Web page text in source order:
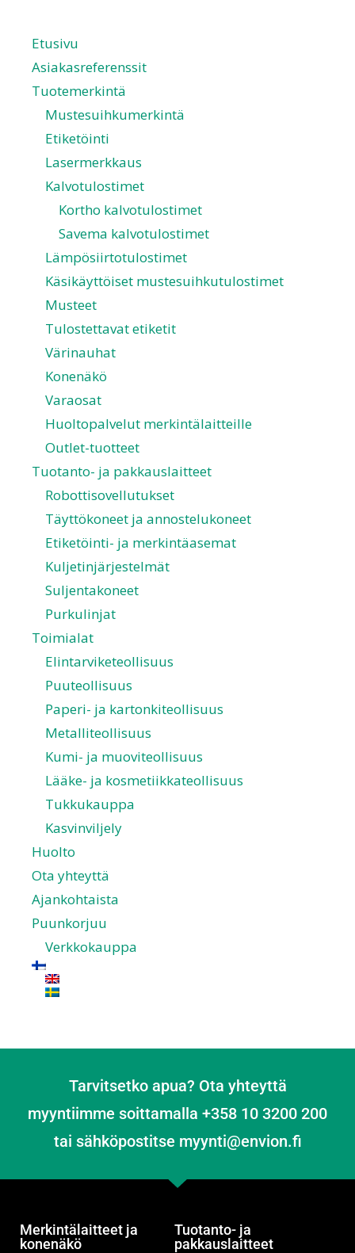
Etusivu
Asiakasreferenssit
Tuotemerkintä
Mustesuihkumerkintä
Etiketöinti
Lasermerkkaus
Kalvotulostimet
Kortho kalvotulostimet
Savema kalvotulostimet
Lämpösiirtotulostimet
Käsikäyttöiset mustesuihkutulostimet
Musteet
Tulostettavat etiketit
Värinauhat
Konenäkö
Varaosat
Huoltopalvelut merkintälaitteille
Outlet-tuotteet
Tuotanto- ja pakkauslaitteet
Robottisovellutukset
Täyttökoneet ja annostelukoneet
Etiketöinti- ja merkintäasemat
Kuljetinjärjestelmät
Suljentakoneet
Purkulinjat
Toimialat
Elintarviketeollisuus
Puuteollisuus
Paperi- ja kartonkiteollisuus
Metalliteollisuus
Kumi- ja muoviteollisuus
Lääke- ja kosmetiikkateollisuus
Tukkukauppa
Kasvinviljely
Huolto
Ota yhteyttä
Ajankohtaista
Puunkorjuu
Verkkokauppa
Tarvitsetko apua? Ota yhteyttä
myyntiimme soittamalla +358 10 3200 200
tai sähköpostitse myynti@envion.fi
Merkintälaitteet ja
konenäkö
Tuotanto- ja
pakkauslaitteet